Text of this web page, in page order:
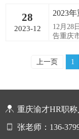
28
2023-12
12月28
告重庆
上一页 1
重庆渝才HR职
张老师：136-